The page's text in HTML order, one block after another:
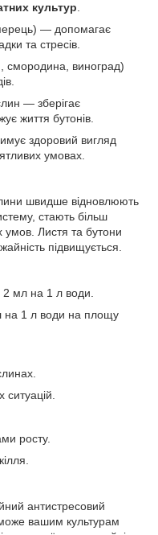
культур.
— допомагає
та стресів.
смородина, виноград)
— зберігає
життя бутонів.
здоровий вигляд
умовах.
швидше відновлюють
стають більш
умов. Листя та бутони
підвищується.
2 мл на 1 л води.
на 1 л води на площу
ситуацій.
росту.
антистресовий
вашим культурам